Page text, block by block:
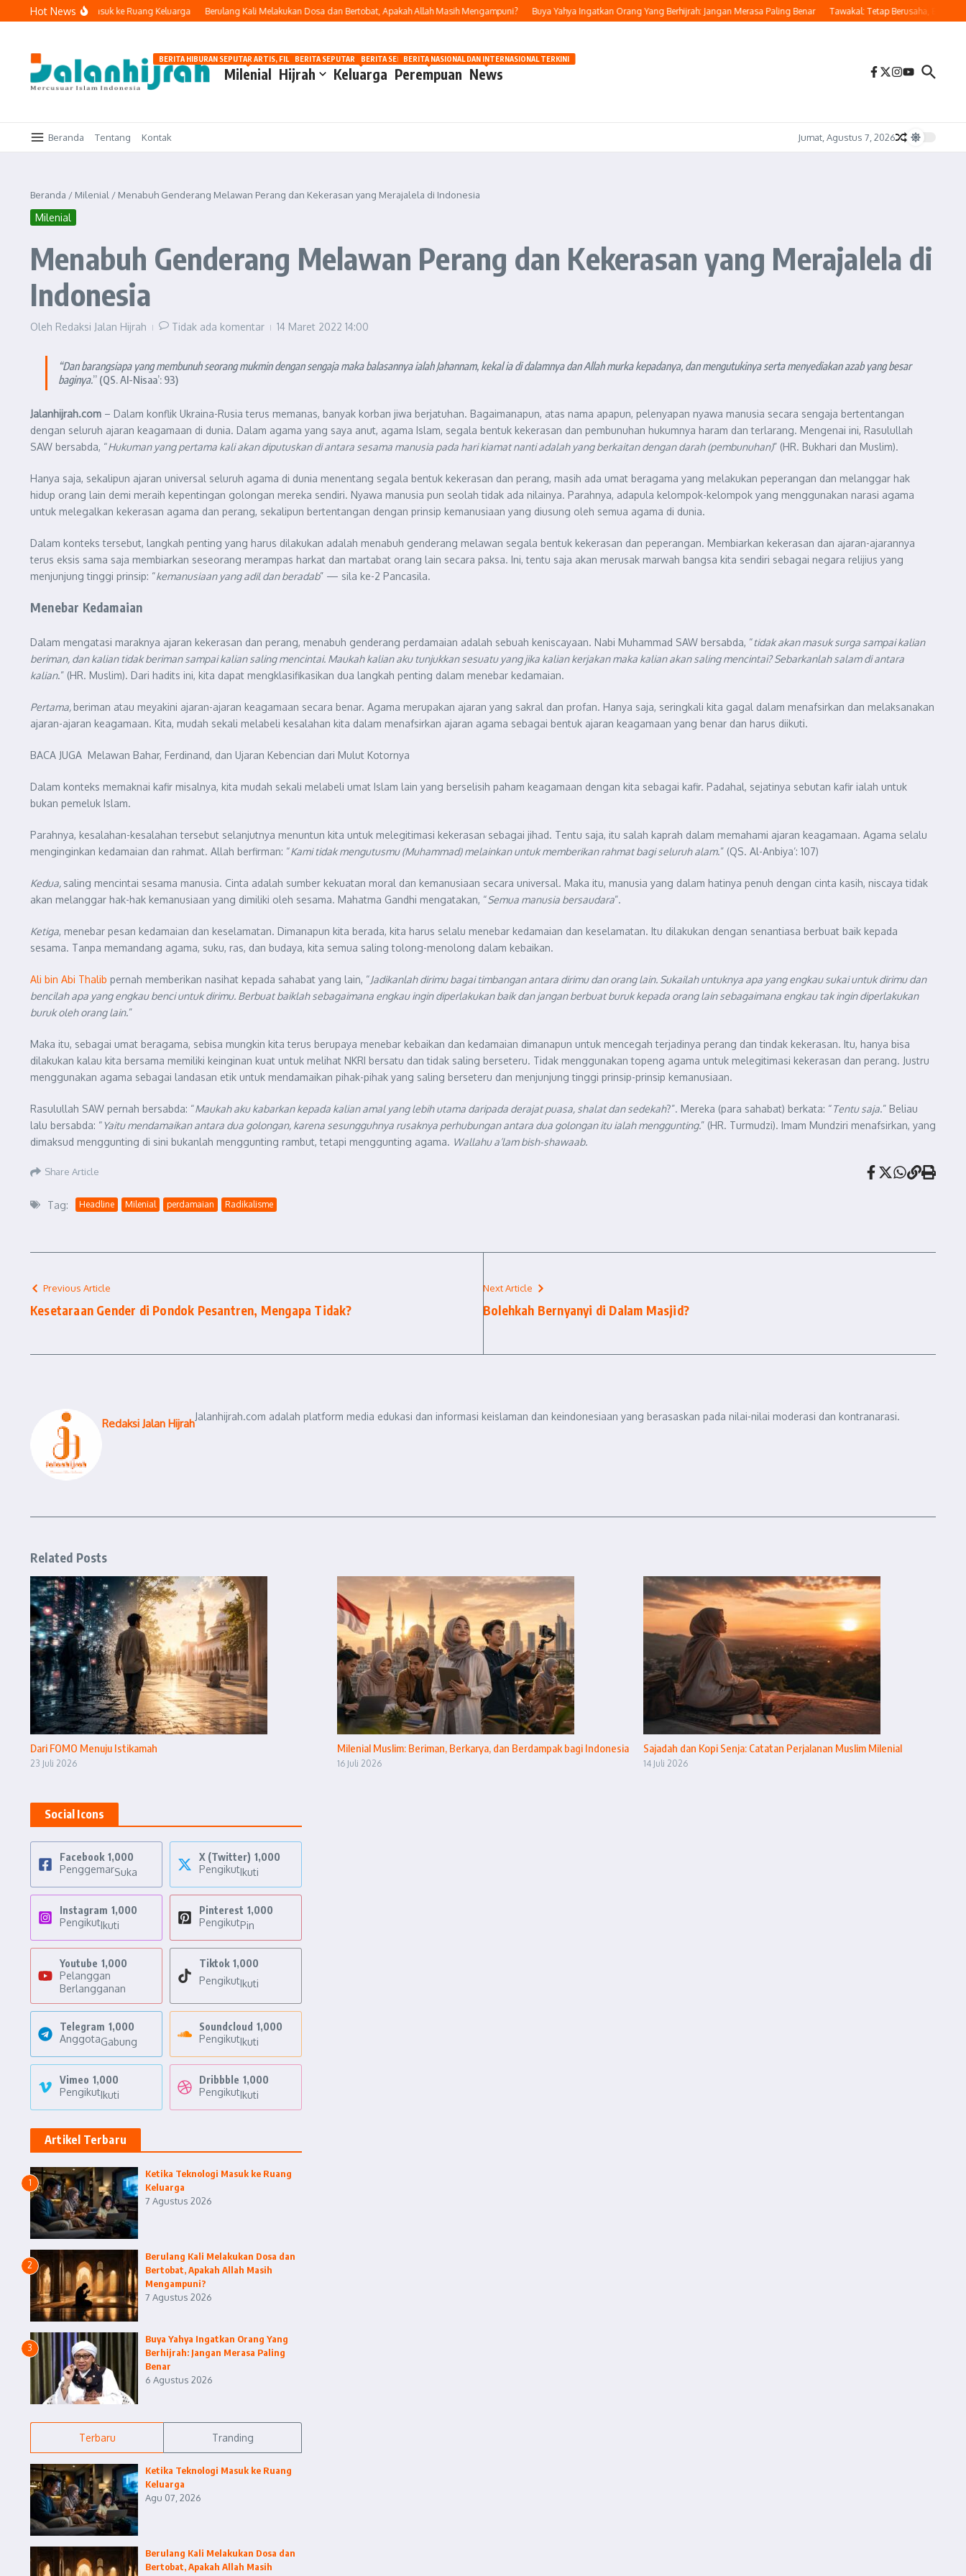
Lewati ke konten
Hot News
Teknologi Masuk ke Ruang Keluarga Berulang Kali Melakukan Dosa dan Bertobat, Apakah Allah Masih Mengampuni? Buya Yahya Ingatkan Orang Yang Berhijrah: Jangan Merasa Paling Benar Tawakal: Tetap Berusaha, Bukan
Milenial
BERITA HIBURAN SEPUTAR ARTIS, FILM, DAN GOSIP
Hijrah Keluarga
BERITA SEPUTAR OTOMOTIF HARI INI
Perempuan
BERITA SEPUTAR KECANTIKAN WANITA
News
BERITA NASIONAL DAN INTERNASIONAL TERKINI
Beranda Tentang Kontak Jumat, Agustus 7, 2026
Beranda / Milenial / Menabuh Genderang Melawan Perang dan Kekerasan yang Merajalela di Indonesia
Milenial
Menabuh Genderang Melawan Perang dan Kekerasan yang Merajalela di
Indonesia
Oleh Redaksi Jalan Hijrah Tidak ada komentar 14 Maret 2022 14:00
“Dan barangsiapa yang membunuh seorang mukmin dengan sengaja maka balasannya ialah Jahannam, kekal ia di dalamnya dan Allah murka kepadanya, dan mengutukinya serta menyediakan azab yang besar
baginya.” (QS. Al-Nisaa’: 93)
Jalanhijrah.com – Dalam konflik Ukraina-Rusia terus memanas, banyak korban jiwa berjatuhan. Bagaimanapun, atas nama apapun, pelenyapan nyawa manusia secara sengaja bertentangan
dengan seluruh ajaran keagamaan di dunia. Dalam agama yang saya anut, agama Islam, segala bentuk kekerasan dan pembunuhan hukumnya haram dan terlarang. Mengenai ini, Rasulullah
SAW bersabda, “Hukuman yang pertama kali akan diputuskan di antara sesama manusia pada hari kiamat nanti adalah yang berkaitan dengan darah (pembunuhan)” (HR. Bukhari dan Muslim).
Hanya saja, sekalipun ajaran universal seluruh agama di dunia menentang segala bentuk kekerasan dan perang, masih ada umat beragama yang melakukan peperangan dan melanggar hak
hidup orang lain demi meraih kepentingan golongan mereka sendiri. Nyawa manusia pun seolah tidak ada nilainya. Parahnya, adapula kelompok-kelompok yang menggunakan narasi agama
untuk melegalkan kekerasan agama dan perang, sekalipun bertentangan dengan prinsip kemanusiaan yang diusung oleh semua agama di dunia.
Dalam konteks tersebut, langkah penting yang harus dilakukan adalah menabuh genderang melawan segala bentuk kekerasan dan peperangan. Membiarkan kekerasan dan ajaran-ajarannya
terus eksis sama saja membiarkan seseorang merampas harkat dan martabat orang lain secara paksa. Ini, tentu saja akan merusak marwah bangsa kita sendiri sebagai negara relijius yang
menjunjung tinggi prinsip: “kemanusiaan yang adil dan beradab” — sila ke-2 Pancasila.
Menebar Kedamaian
Dalam mengatasi maraknya ajaran kekerasan dan perang, menabuh genderang perdamaian adalah sebuah keniscayaan. Nabi Muhammad SAW bersabda, “tidak akan masuk surga sampai kalian
beriman, dan kalian tidak beriman sampai kalian saling mencintai. Maukah kalian aku tunjukkan sesuatu yang jika kalian kerjakan maka kalian akan saling mencintai? Sebarkanlah salam di antara
kalian.” (HR. Muslim). Dari hadits ini, kita dapat mengklasifikasikan dua langkah penting dalam menebar kedamaian.
Pertama,beriman atau meyakini ajaran-ajaran keagamaan secara benar. Agama merupakan ajaran yang sakral dan profan. Hanya saja, seringkali kita gagal dalam menafsirkan dan melaksanakan
ajaran-ajaran keagamaan. Kita, mudah sekali melabeli kesalahan kita dalam menafsirkan ajaran agama sebagai bentuk ajaran keagamaan yang benar dan harus diikuti.
BACA JUGA Melawan Bahar, Ferdinand, dan Ujaran Kebencian dari Mulut Kotornya
Dalam konteks memaknai kafir misalnya, kita mudah sekali melabeli umat Islam lain yang berselisih paham keagamaan dengan kita sebagai kafir. Padahal, sejatinya sebutan kafir ialah untuk
bukan pemeluk Islam.
Parahnya, kesalahan-kesalahan tersebut selanjutnya menuntun kita untuk melegitimasi kekerasan sebagai jihad. Tentu saja, itu salah kaprah dalam memahami ajaran keagamaan. Agama selalu
menginginkan kedamaian dan rahmat. Allah berfirman: “Kami tidak mengutusmu (Muhammad) melainkan untuk memberikan rahmat bagi seluruh alam.” (QS. Al-Anbiya’: 107)
Kedua, saling mencintai sesama manusia. Cinta adalah sumber kekuatan moral dan kemanusiaan secara universal. Maka itu, manusia yang dalam hatinya penuh dengan cinta kasih, niscaya tidak
akan melanggar hak-hak kemanusiaan yang dimiliki oleh sesama. Mahatma Gandhi mengatakan, “Semua manusia bersaudara”.
Ketiga, menebar pesan kedamaian dan keselamatan. Dimanapun kita berada, kita harus selalu menebar kedamaian dan keselamatan. Itu dilakukan dengan senantiasa berbuat baik kepada
sesama. Tanpa memandang agama, suku, ras, dan budaya, kita semua saling tolong-menolong dalam kebaikan.
Ali bin Abi Thalib pernah memberikan nasihat kepada sahabat yang lain, “Jadikanlah dirimu bagai timbangan antara dirimu dan orang lain. Sukailah untuknya apa yang engkau sukai untuk dirimu dan
bencilah apa yang engkau benci untuk dirimu. Berbuat baiklah sebagaimana engkau ingin diperlakukan baik dan jangan berbuat buruk kepada orang lain sebagaimana engkau tak ingin diperlakukan
buruk oleh orang lain.”
Maka itu, sebagai umat beragama, sebisa mungkin kita terus berupaya menebar kebaikan dan kedamaian dimanapun untuk mencegah terjadinya perang dan tindak kekerasan. Itu, hanya bisa
dilakukan kalau kita bersama memiliki keinginan kuat untuk melihat NKRI bersatu dan tidak saling berseteru. Tidak menggunakan topeng agama untuk melegitimasi kekerasan dan perang. Justru
menggunakan agama sebagai landasan etik untuk mendamaikan pihak-pihak yang saling berseteru dan menjunjung tinggi prinsip-prinsip kemanusiaan.
Rasulullah SAW pernah bersabda: “Maukah aku kabarkan kepada kalian amal yang lebih utama daripada derajat puasa, shalat dan sedekah?”. Mereka (para sahabat) berkata: “Tentu saja.” Beliau
lalu bersabda: “Yaitu mendamaikan antara dua golongan, karena sesungguhnya rusaknya perhubungan antara dua golongan itu ialah menggunting.” (HR. Turmudzi). Imam Mundziri menafsirkan, yang
dimaksud menggunting di sini bukanlah menggunting rambut, tetapi menggunting agama. Wallahu a’lam bish-shawaab.
Share Article
Tag: Headline Milenial perdamaian Radikalisme
Previous Article
Kesetaraan Gender di Pondok Pesantren, Mengapa Tidak?
Next Article
Bolehkah Bernyanyi di Dalam Masjid?
Redaksi Jalan Hijrah
Jalanhijrah.com adalah platform media edukasi dan informasi keislaman dan keindonesiaan yang berasaskan pada nilai-nilai moderasi dan kontranarasi.
Related Posts
Dari FOMO Menuju Istikamah
23 Juli 2026
Milenial Muslim: Beriman, Berkarya, dan Berdampak bagi Indonesia
16 Juli 2026
Sajadah dan Kopi Senja: Catatan Perjalanan Muslim Milenial
14 Juli 2026
Social Icons
Facebook 1,000
PenggemarSuka
X (Twitter) 1,000
PengikutIkuti
Instagram 1,000
PengikutIkuti
Pinterest 1,000
PengikutPin
Youtube 1,000
Pelanggan
Berlangganan
Tiktok 1,000
PengikutIkuti
Telegram 1,000
AnggotaGabung
Soundcloud 1,000
PengikutIkuti
Vimeo 1,000
PengikutIkuti
Dribbble 1,000
PengikutIkuti
Artikel Terbaru
1
Ketika Teknologi Masuk ke Ruang
Keluarga
7 Agustus 2026
2
Berulang Kali Melakukan Dosa dan
Bertobat, Apakah Allah Masih
Mengampuni?
7 Agustus 2026
3
Buya Yahya Ingatkan Orang Yang
Berhijrah: Jangan Merasa Paling
Benar
6 Agustus 2026
Terbaru Tranding
Ketika Teknologi Masuk ke Ruang
Keluarga
Agu 07, 2026
Berulang Kali Melakukan Dosa dan
Bertobat, Apakah Allah Masih